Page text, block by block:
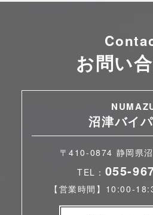
お問い
沼津バイ
〒410-0874 静岡県
TEL： 055-
【営業時間】10:00-